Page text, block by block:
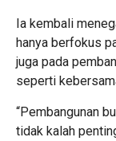
Ia kembali
hanya berfokus
juga pada
seperti
“Pembangunan
tidak kalah